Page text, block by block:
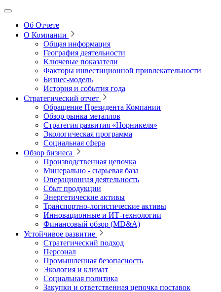
Об Отчете
О Компании
Общая информация
География деятельности
Ключевые показатели
Факторы инвестиционной привлекательности
Бизнес-модель
История и события года
Стратегический отчет
Обращение Президента Компании
Обзор рынка металлов
Стратегия развития «Норникеля»
Экологическая программа
Социальная сфера
Обзор бизнеса
Производственная цепочка
Минерально ‑ сырьевая база
Операционная деятельность
Сбыт продукции
Энергетические активы
Транспортно-логистические активы
Инновационные и ИТ‑технологии
Финансовый обзор (MD&A)
Устойчивое развитие
Стратегический подход
Персонал
Промышленная безопасность
Экология и климат
Социальная политика
Закупки и ответственная цепочка поставок